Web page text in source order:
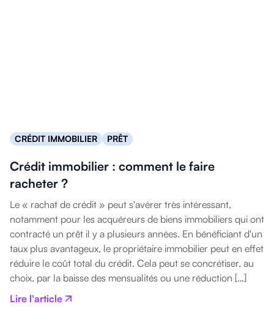
CRÉDIT IMMOBILIER PRÊT
Crédit immobilier : comment le faire
racheter ?
Le « rachat de crédit » peut s'avérer très intéressant,
notamment pour les acquéreurs de biens immobiliers qui ont
contracté un prêt il y a plusieurs années. En bénéficiant d'un
taux plus avantageux, le propriétaire immobilier peut en effet
réduire le coût total du crédit. Cela peut se concrétiser, au
choix, par la baisse des mensualités ou une réduction […]
Lire l'article